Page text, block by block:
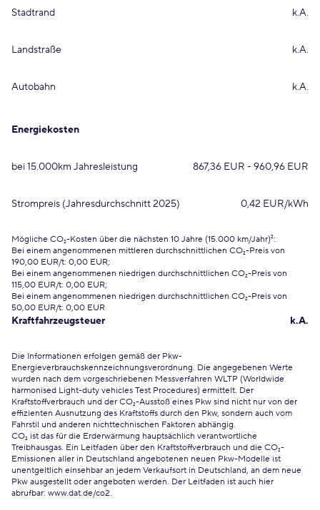
Stadtrand k.A.
Landstraße k.A.
Autobahn k.A.
Energiekosten
bei 15.000km Jahresleistung 867,36 EUR - 960,96 EUR
Strompreis (Jahresdurchschnitt 2025) 0,42 EUR/kWh
Mögliche CO₂-Kosten über die nächsten 10 Jahre (15.000 km/Jahr)²:
Bei einem angenommenen mittleren durchschnittlichen CO₂-Preis von
190,00 EUR/t: 0,00 EUR;
Bei einem angenommenen niedrigen durchschnittlichen CO₂-Preis von
115,00 EUR/t: 0,00 EUR;
Bei einem angenommenen niedrigen durchschnittlichen CO₂-Preis von
50,00 EUR/t: 0,00 EUR
Kraftfahrzeugsteuer k.A.
Die Informationen erfolgen gemäß der Pkw-
Energieverbrauchskennzeichnungsverordnung. Die angegebenen Werte
wurden nach dem vorgeschriebenen Messverfahren WLTP (Worldwide
harmonised Light-duty vehicles Test Procedures) ermittelt. Der
Kraftstoffverbrauch und der CO₂-Ausstoß eines Pkw sind nicht nur von der
effizienten Ausnutzung des Kraftstoffs durch den Pkw, sondern auch vom
Fahrstil und anderen nichttechnischen Faktoren abhängig.
CO₂ ist das für die Erderwärmung hauptsächlich verantwortliche
Treibhausgas. Ein Leitfaden über den Kraftstoffverbrauch und die CO₂-
Emissionen aller in Deutschland angebotenen neuen Pkw-Modelle ist
unentgeltlich einsehbar an jedem Verkaufsort in Deutschland, an dem neue
Pkw ausgestellt oder angeboten werden. Der Leitfaden ist auch hier
abrufbar: www.dat.de/co2.